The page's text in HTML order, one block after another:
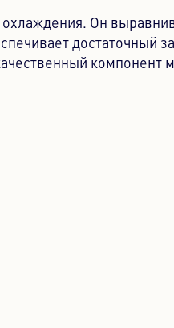
Он
достаточный
компонент